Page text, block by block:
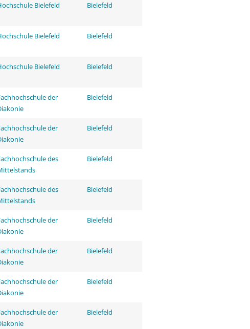
Bielefeld Bielefeld
Bielefeld Bielefeld
Bielefeld Bielefeld
der
Bielefeld
der
Bielefeld
des
Bielefeld
des
Bielefeld
der
Bielefeld
der
Bielefeld
der
Bielefeld
der
Bielefeld